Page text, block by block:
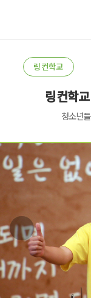
링컨학교
링컨학
청소년